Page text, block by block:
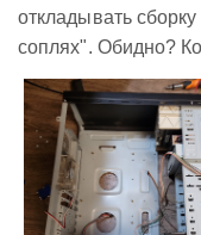
откладывать
соплях". Обидно?